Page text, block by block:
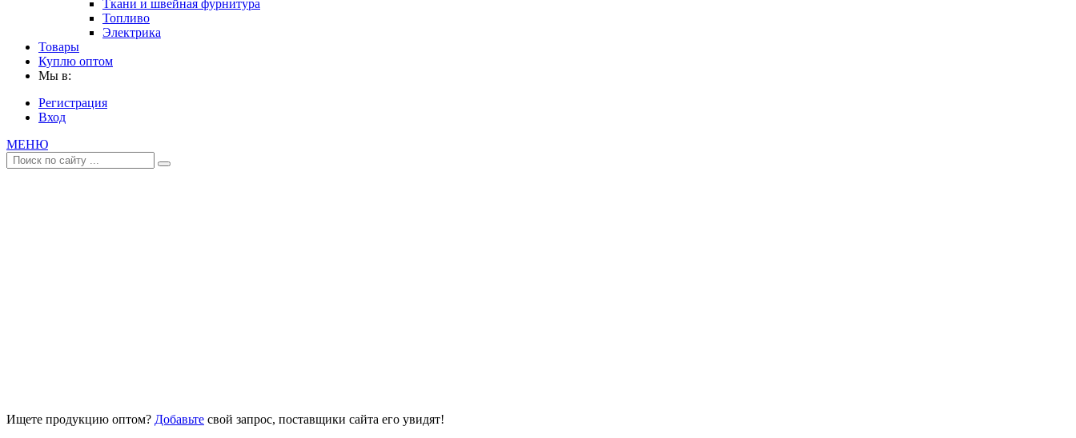
Ткани и швейная фурнитура
Топливо
Электрика
Товары
Куплю оптом
Мы в:
Регистрация
Вход
МЕНЮ
Ищете продукцию оптом? Добавьте свой запрос, поставщики сайта его увидят!